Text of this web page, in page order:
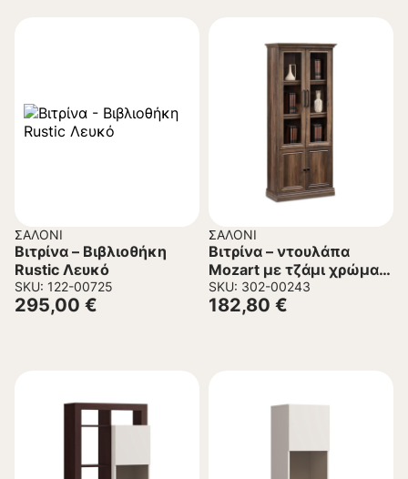
ΣΑΛΌΝΙ
Βιτρίνα – Βιβλιοθήκη
Rustic Λευκό
SKU: 122-00725
295,00 €
ΣΑΛΌΝΙ
Βιτρίνα – ντουλάπα
Mozart με τζάμι χρώμα
καρυδί 78,5x38x188εκ
SKU: 302-00243
182,80 €